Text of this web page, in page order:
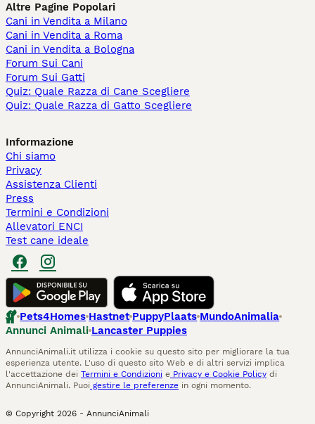
Altre Pagine Popolari
Cani in Vendita a Milano
Cani in Vendita a Roma
Cani in Vendita a Bologna
Forum Sui Cani
Forum Sui Gatti
Quiz: Quale Razza di Cane Scegliere
Quiz: Quale Razza di Gatto Scegliere
Informazione
Chi siamo
Privacy
Assistenza Clienti
Press
Termini e Condizioni
Allevatori ENCI
Test cane ideale
Pets4Homes Hastnet PuppyPlaats MundoAnimalia
Annunci Animali Lancaster Puppies
AnnunciAnimali.it utilizza i cookie su questo sito per migliorare la tua
esperienza utente. L'uso di questo sito Web e di altri servizi implica
l'accettazione dei Termini e Condizioni e Privacy e Cookie Policy di
AnnunciAnimali. Puoi gestire le preferenze in ogni momento.
© Copyright 2026 - AnnunciAnimali